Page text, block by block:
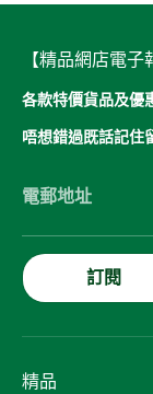
【精品網店電子
各款特價貨品及優
唔想錯過既話記住
電郵地址
訂閱
精品